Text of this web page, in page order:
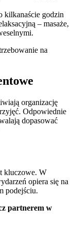
kilkanaście godzin
– masaże,
na
organizację
Odpowiednie
dopasować
kluczowe. W
opiera się na
podejściu.
partnerem w